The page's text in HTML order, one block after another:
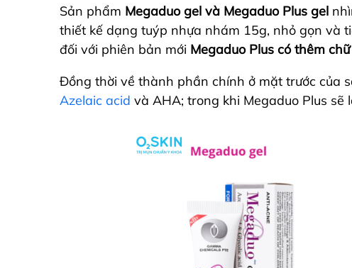
Sản phẩm Megaduo gel và Megaduo Plus gel
thiết kế dạng tuýp nhựa nhám 15g, nhỏ gọn và
đối với phiên bản mới Megaduo Plus có thêm
Đồng thời về thành phần chính ở mặt trước của
Azelaic acid và AHA; trong khi Megaduo Plus sẽ